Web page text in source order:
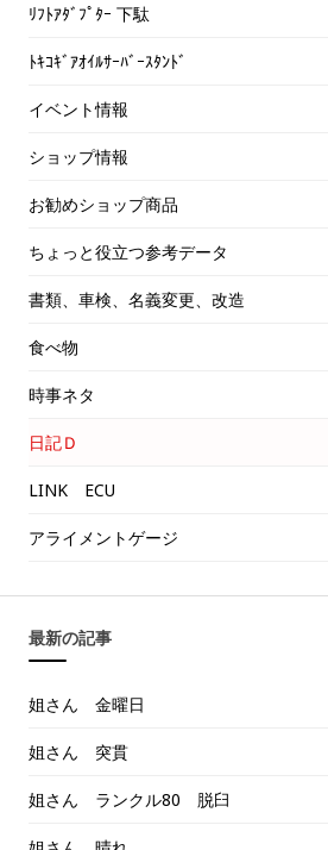
ﾘﾌﾄｱﾀﾞﾌﾟﾀｰ 下駄
ﾄｷｺｷﾞｱｵｲﾙｻｰﾊﾞｰｽﾀﾝﾄﾞ
イベント情報
ショップ情報
お勧めショップ商品
ちょっと役立つ参考データ
書類、車検、名義変更、改造
食べ物
時事ネタ
日記Ｄ
LINK ECU
アライメントゲージ
最新の記事
姐さん 金曜日
姐さん 突貫
姐さん ランクル80 脱臼